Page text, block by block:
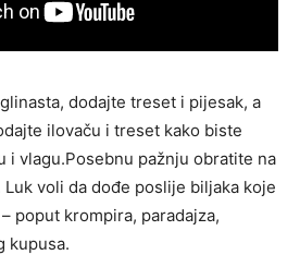
dodajte treset i pijesak, a
ilovaču i treset kako biste
i vlagu.Posebnu pažnju obratite na
voli da dođe poslije biljaka koje
poput krompira, paradajza,
kupusa.